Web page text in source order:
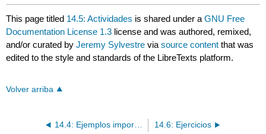
This page titled 14.5: Actividades is shared under aGNU Free
Documentation License 1.3 license and was authored, remixed,
and/or curated byJeremy Sylvestre viasource content that was
edited to the style and standards of the LibreTexts platform.
Volver arriba
14.4: Ejemplos importantes 14.6: Ejercicios